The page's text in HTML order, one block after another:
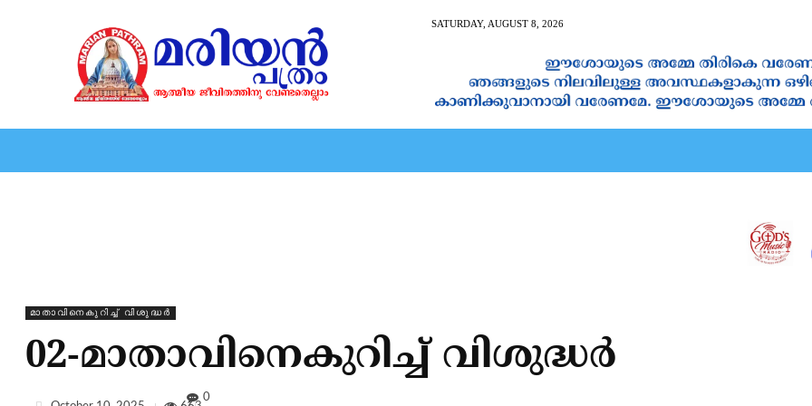
SATURDAY, AUGUST 8, 2026
മാതാവിനെകുറിച്ച്‌ വിശുദ്ധർ
02-മാതാവിനെകുറിച്ച്‌ വിശുദ്ധർ
0